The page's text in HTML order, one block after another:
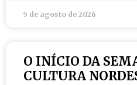
5 de agosto de 2026
O INÍCIO DA
CULTURA